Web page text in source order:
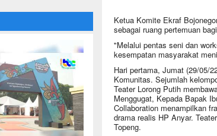
Ketua Komite Ekraf
sebagai ruang pertemuan
"Melalui pentas seni dan
kesempatan masyarakat
Hari pertama, Jumat (29/05/
Komunitas. Sejumlah
Teater Lorong Putih
Menggugat, Kepada Bapak
Collaboration menampilkan
drama realis HP Anyar.
Topeng.